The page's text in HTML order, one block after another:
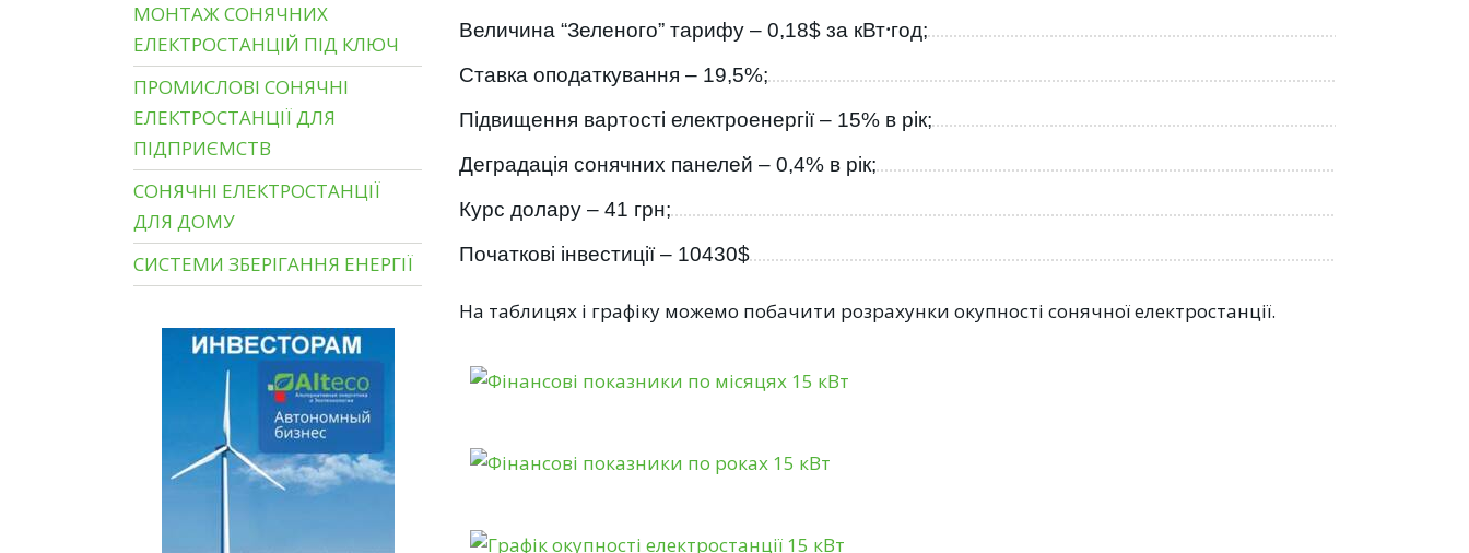
Величина “Зеленого” тарифу – 0,18$ за кВт·год;
Ставка оподаткування – 19,5%;
Підвищення вартості електроенергії – 15% в рік;
Деградація сонячних панелей – 0,4% в рік;
Курс долару – 41 грн;
Початкові інвестиції – 10430$
На таблицях і графіку можемо побачити розрахунки окупності сонячної електростанції.
МОНТАЖ СОНЯЧНИХ
ЕЛЕКТРОСТАНЦІЙ ПІД КЛЮЧ
ПРОМИСЛОВІ СОНЯЧНІ
ЕЛЕКТРОСТАНЦІЇ ДЛЯ
ПІДПРИЄМСТВ
СОНЯЧНІ ЕЛЕКТРОСТАНЦІЇ
ДЛЯ ДОМУ
СИСТЕМИ ЗБЕРІГАННЯ ЕНЕРГІЇ